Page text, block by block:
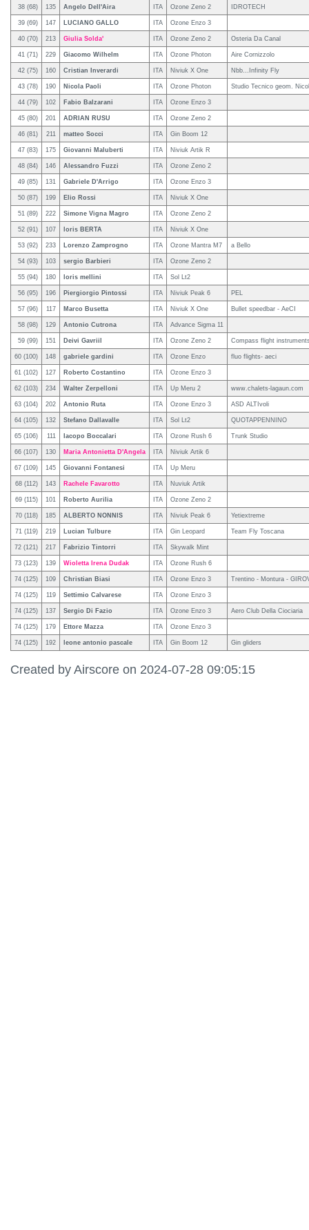
38 (68) 135 Angelo Dell'Aira ITA Ozone Zeno 2 IDROTECH
39 (69) 147 LUCIANO GALLO ITA Ozone Enzo 3
40 (70) 213 Giulia Solda' ITA Ozone Zeno 2 Osteria Da Canal
41 (71) 229 Giacomo Wilhelm ITA Ozone Photon Aire Cornizzolo
42 (75) 160 Cristian Inverardi ITA Niviuk X One Nbb…Infinity Fly
43 (78) 190 Nicola Paoli ITA Ozone Photon Studio Tecnico geom.
44 (79) 102 Fabio Balzarani ITA Ozone Enzo 3
45 (80) 201 ADRIAN RUSU ITA Ozone Zeno 2
46 (81) 211 matteo Socci ITA Gin Boom 12
47 (83) 175 Giovanni Maluberti ITA Niviuk Artik R
48 (84) 146 Alessandro Fuzzi ITA Ozone Zeno 2
49 (85) 131 Gabriele D'Arrigo ITA Ozone Enzo 3
50 (87) 199 Elio Rossi ITA Niviuk X One
51 (89) 222 Simone Vigna Magro ITA Ozone Zeno 2
52 (91) 107 loris BERTA ITA Niviuk X One
53 (92) 233 Lorenzo Zamprogno ITA Ozone Mantra M7 a Bello
54 (93) 103 sergio Barbieri ITA Ozone Zeno 2
55 (94) 180 loris mellini ITA Sol Lt2
56 (95) 196 Piergiorgio Pintossi ITA Niviuk Peak 6 PEL
57 (96) 117 Marco Busetta ITA Niviuk X One Bullet speedbar - AeCI
58 (98) 129 Antonio Cutrona ITA Advance Sigma 11
59 (99) 151 Deivi Gavriil ITA Ozone Zeno 2 Compass flight
60 (100) 148 gabriele gardini ITA Ozone Enzo fluo flights- aeci
61 (102) 127 Roberto Costantino ITA Ozone Enzo 3
62 (103) 234 Walter Zerpelloni ITA Up Meru 2 www.chalets-lagaun.com
63 (104) 202 Antonio Ruta ITA Ozone Enzo 3 ASD ALTIvoli
64 (105) 132 Stefano Dallavalle ITA Sol Lt2 QUOTAPPENNINO
65 (106) 111 Iacopo Boccalari ITA Ozone Rush 6 Trunk Studio
66 (107) 130 Maria Antonietta D'Angela ITA Niviuk Artik 6
67 (109) 145 Giovanni Fontanesi ITA Up Meru
68 (112) 143 Rachele Favarotto ITA Nuviuk Artik
69 (115) 101 Roberto Aurilia ITA Ozone Zeno 2
70 (118) 185 ALBERTO NONNIS ITA Niviuk Peak 6 Yetiextreme
71 (119) 219 Lucian Tulbure ITA Gin Leopard Team Fly Toscana
72 (121) 217 Fabrizio Tintorri ITA Skywalk Mint
73 (123) 139 Wioletta Irena Dudak ITA Ozone Rush 6
74 (125) 109 Christian Biasi ITA Ozone Enzo 3 Trentino - Montura -
74 (125) 119 Settimio Calvarese ITA Ozone Enzo 3
74 (125) 137 Sergio Di Fazio ITA Ozone Enzo 3 Aero Club Della Ciociaria
74 (125) 179 Ettore Mazza ITA Ozone Enzo 3
74 (125) 192 leone antonio pascale ITA Gin Boom 12 Gin gliders
Created by Airscore on 2024-07-28 09:05:15